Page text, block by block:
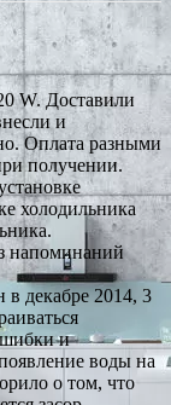
W. Доставили
и
Оплата разными
получении.
холодильника
напоминаний
декабре 2014, 3
и
воды на
о том, что